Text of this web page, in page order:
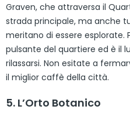
Graven, che attraversa il
strada principale, ma anche
meritano di essere esplorate.
pulsante del quartiere ed è il
rilassarsi. Non esitate a
il miglior caffè della città.
5. L’Orto Botanico